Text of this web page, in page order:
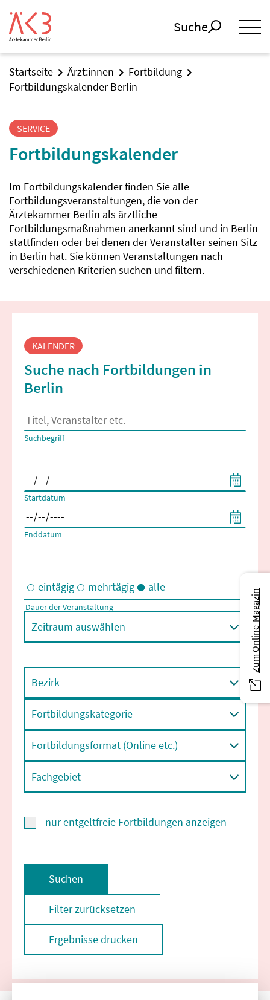
Suche
Startseite Ärzt:innen
Fortbildung
Fortbildungskalender Berlin
SERVICE
Fortbildungskalender
Im Fortbildungskalender finden Sie alle
Fortbildungsveranstaltungen, die von der
Ärztekammer Berlin als ärztliche
Fortbildungsmaßnahmen anerkannt sind und in Berlin
stattfinden oder bei denen der Veranstalter seinen Sitz
in Berlin hat. Sie können Veranstaltungen nach
verschiedenen Kriterien suchen und filtern.
Fortbildungssuche
KALENDER
Suche nach Fortbildungen in
Berlin
Es erscheinen Suchvorschläge, wenn mindestens 2 Zeichen
Suchbegriff
Startdatum
Enddatum
Eintägige und/oder mehrtägige Veranstaltungen
eintägig mehrtägig alle
Dauer der Veranstaltung
Zeitraum auswählen
Bezirk
Fortbildungskategorie
Fortbildungsformat (Online etc.)
Fachgebiet
nur entgeltfreie Fortbildungen anzeigen
Suchen
Filter zurücksetzen
Ergebnisse drucken
Zum Online-Magazin